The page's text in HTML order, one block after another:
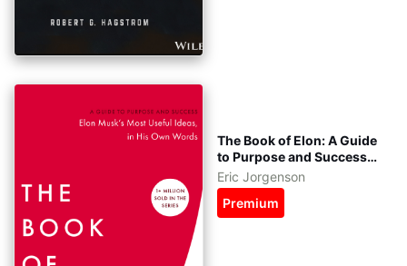
The Book of Elon: A Guide
to Purpose and Success
tiếng Việt - eBook: pdf,
epub, azw3 - kèm file gốc
tiếng Anh
Eric Jorgenson
Premium